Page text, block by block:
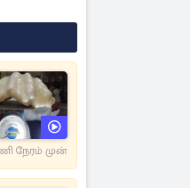
நேரம் முன்